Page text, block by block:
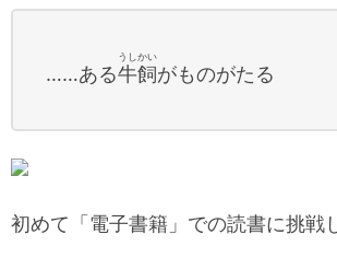
……ある牛飼
うしかい
がものがたる
初めて「電子書籍」での読書に挑戦